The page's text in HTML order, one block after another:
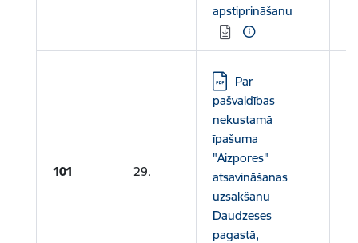
apstiprināšanu
101 29.
Lejupielādēt:
Par
pašvaldības
nekustamā
īpašuma
"Aizpores"
atsavināšanas
uzsākšanu
Daudzeses
pagastā,